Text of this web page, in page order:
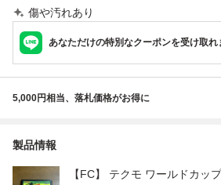
傷や汚れあり
あなただけの特別なクーポンを受け取れ
5,000円相当、落札価格がお得に
製品情報
【FC】 テクモ ワールドカッ